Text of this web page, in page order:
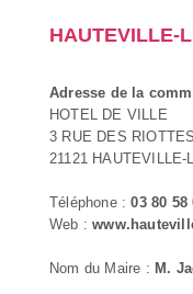
HAUTEVILLE-
Adresse de la
HOTEL DE VILLE
3 RUE DES RIOTTES
21121 HAUTEVILLE-
Téléphone :03 80 58
Web :
Nom du Maire : M.